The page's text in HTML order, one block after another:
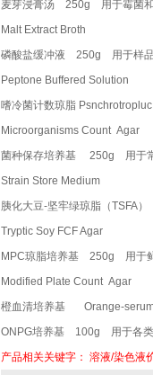
麦芽浸膏汤 250g 用于霉菌
Malt Extract Broth
磷酸盐缓冲液 250g 用于样
Peptone Buffered Solution
嗜冷菌计数琼脂
Microorganisms Count
菌种保存培养基 250g 用于
Strain Store Medium
胰化大豆-坚牢绿琼脂（TSFA
Tryptic Soy FCF Agar
MPC琼脂培养基 250g 用于鲜
Modified Plate Count Agar
橙血清培养基 Orange-
ONPG培养基 100g 用于各类
产品相关关键字： 溶液/染色液